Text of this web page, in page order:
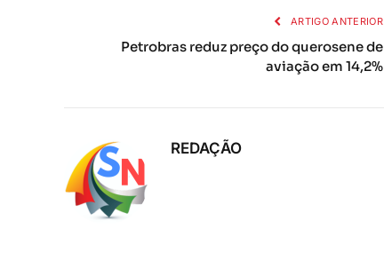
ARTIGO ANTERIOR
Petrobras reduz preço do querosene de
aviação em 14,2%
REDAÇÃO